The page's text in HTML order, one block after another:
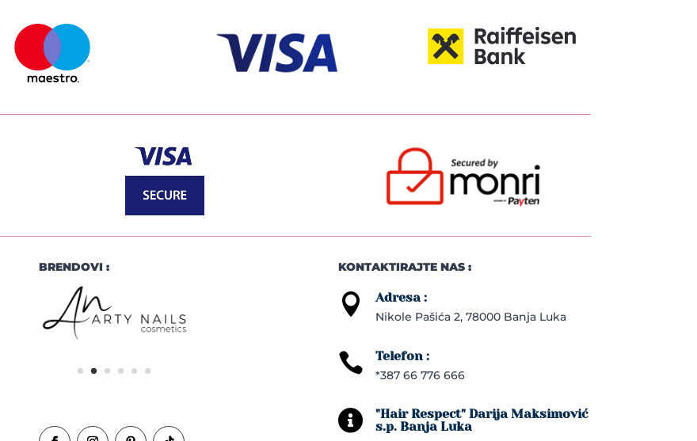
BRENDOVI : KONTAKTIRAJTE NAS :
 Adresa :
Nikole Pašića 2, 78000 Banja Luka
 Telefon :
*387 66 776 666

"Hair Respect" Darija Maksimović
s.p. Banja Luka